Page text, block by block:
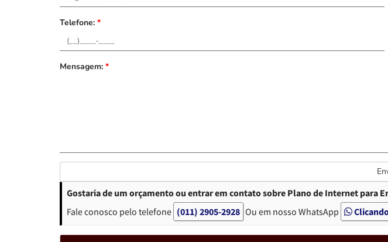
Telefone: *
Mensagem: *
Gostaria de um orçamento ou entrar em contato sobre Plano de Internet para
Fale conosco pelo telefone (011) 2905-2928 Ou em nosso WhatsApp